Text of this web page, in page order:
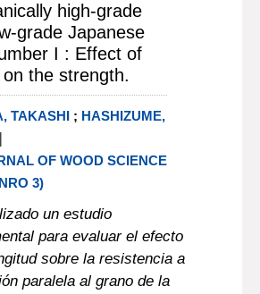
high-grade
grade Japanese
I : Effect of
on the strength.
TAKASHI; HASHIZUME,
|
OF WOOD SCIENCE
3)
un estudio
para evaluar el efecto
sobre la resistencia a
paralela al grano de la